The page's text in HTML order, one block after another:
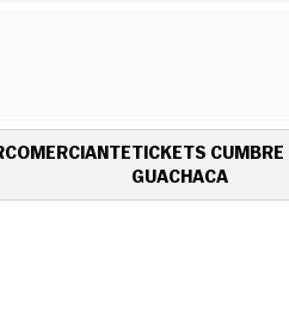
COMERCIANTETICKETS CUMBRE
GUACHACA